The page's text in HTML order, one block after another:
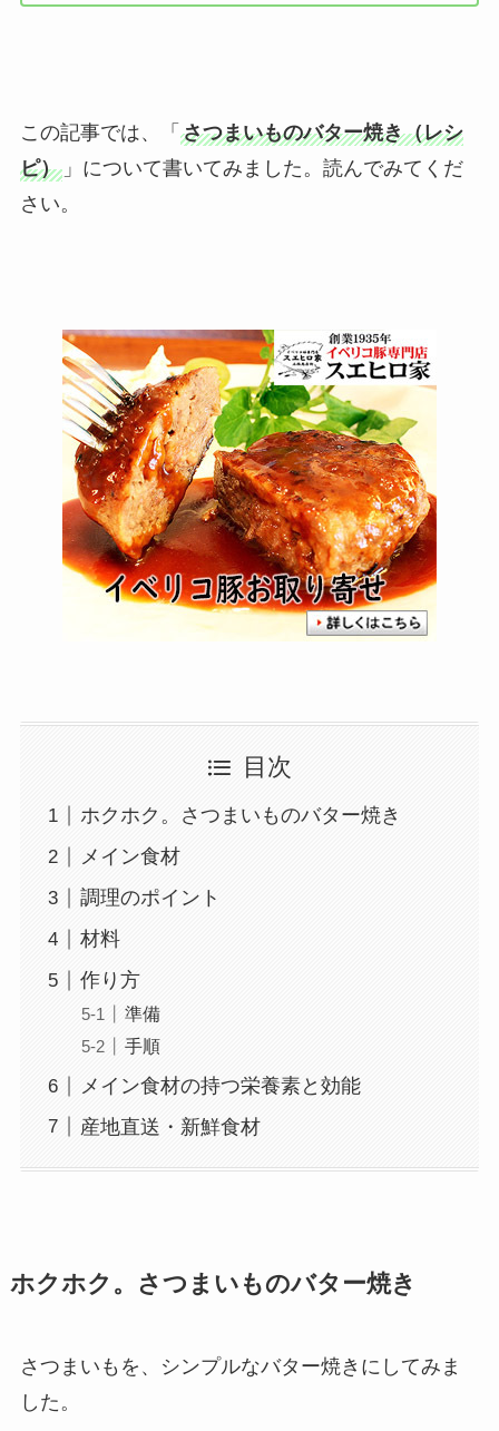
この記事では、「 さつまいものバター焼き（レシ
ピ）」について書いてみました。読んでみてくだ
さい。
目次
ホクホク。さつまいものバター焼き
メイン食材
調理のポイント
材料
作り方
準備
手順
メイン食材の持つ栄養素と効能
産地直送・新鮮食材
ホクホク。さつまいものバター焼き
さつまいもを、シンプルなバター焼きにしてみま
した。